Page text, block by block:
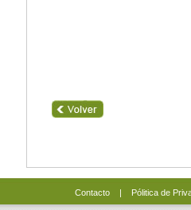
Contacto| Pólitica de